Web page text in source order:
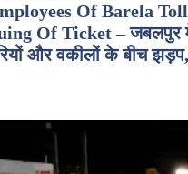
Of Barela
Of Ticket – जबलपुर
और वकीलों के बीच